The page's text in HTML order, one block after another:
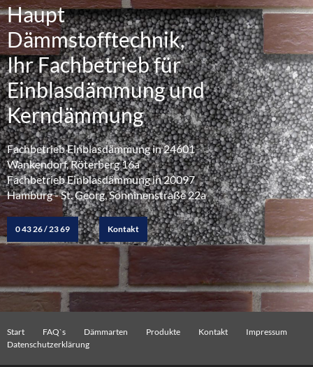
Haupt
Dämmstofftechnik,
Ihr Fachbetrieb für
Einblasdämmung und
Kerndämmung
Fachbetrieb Einblasdämmung in 24601
Wankendorf, Röterberg 16a
Fachbetrieb Einblasdämmung in 20097
Hamburg - St. Georg, Sonninenstraße 22a
0 43 26 / 23 69 Kontakt
Start FAQ`s Dämmarten Produkte Kontakt
Impressum
Datenschutzerklärung